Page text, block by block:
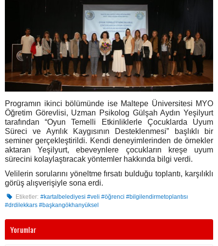
Programın ikinci bölümünde ise Maltepe Üniversitesi MYO
Öğretim Görevlisi, Uzman Psikolog Gülşah Aydın Yeşilyurt
tarafından “Oyun Temelli Etkinliklerle Çocuklarda Uyum
Süreci ve Ayrılık Kaygısının Desteklenmesi” başlıklı bir
seminer gerçekleştirildi. Kendi deneyimlerinden de örnekler
aktaran Yeşilyurt, ebeveynlere çocukların kreşe uyum
sürecini kolaylaştıracak yöntemler hakkında bilgi verdi.
Velilerin sorularını yöneltme fırsatı bulduğu toplantı, karşılıklı
görüş alışverişiyle sona erdi.
Etiketler: #kartalbelediyesi #veli #öğrenci #bilgilendirmetoplantısı
#drdilekkars #başkangökhanyüksel
Yorumlar